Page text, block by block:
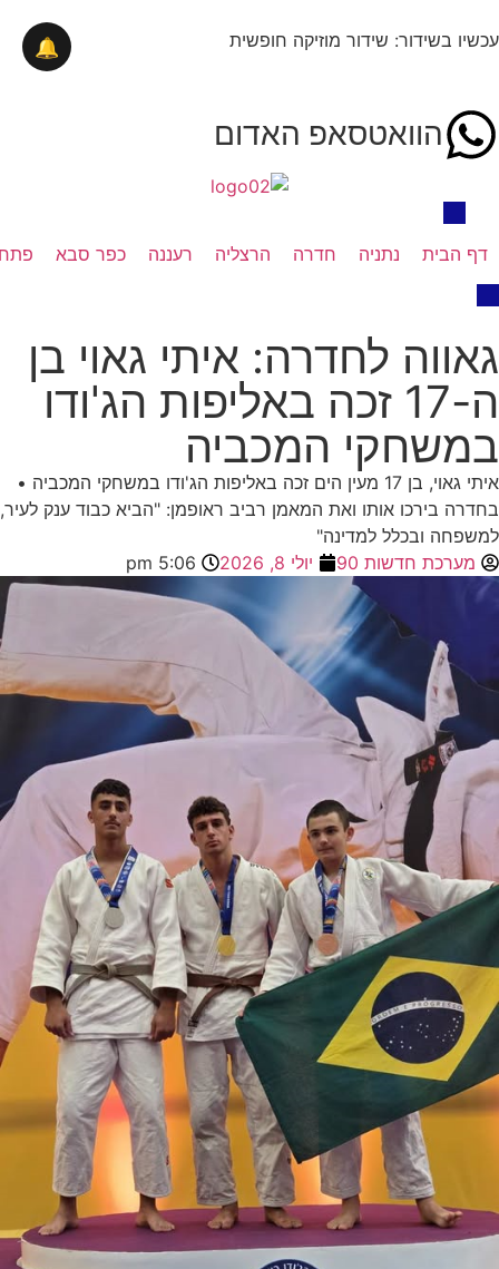
עכשיו בשידור: שידור מוזיקה חופשית
הוואטסאפ האדום
דף הבית נתניה חדרה הרצליה רעננה כפר סבא
גאווה לחדרה: איתי גאוי בן
ה-17 זכה באליפות הג'ודו
במשחקי המכביה
איתי גאוי, בן 17 מעין הים זכה באליפות הג'ודו במשחקי המכביה •
בחדרה בירכו אותו ואת המאמן רביב ראופמן: "הביא כבוד ענק לעיר,
למשפחה ובכלל למדינה"
מערכת חדשות 90
יולי 8, 2026 5:06 pm
🔔